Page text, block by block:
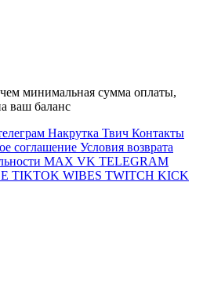
минимальная сумма оплаты,
ваш баланс
Накрутка Твич Контакты
соглашение Условия возврата
MAX VK TELEGRAM
TIKTOK WIBES TWITCH KICK